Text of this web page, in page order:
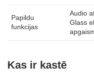
Papildu
funkcijas
Audio
Glass
Kas ir kastē